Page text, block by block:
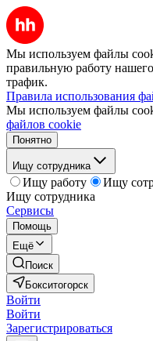
Мы используем файлы
правильную работу
трафик.
Правила использования
Мы используем файлы
файлов cookie
Понятно
Ищу сотрудника
Ищу работу
Ищу
Ищу сотрудника
Сервисы
Помощь
Ещё
Поиск
Бокситогорск
Войти
Войти
Зарегистрироваться